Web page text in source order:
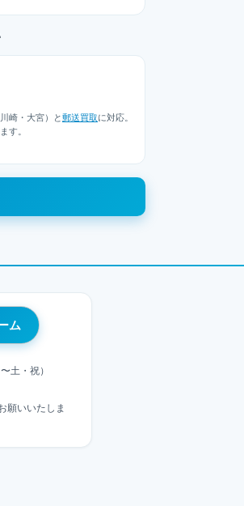
崎・大宮）と郵送買取に対応。
す。
ム
土・祝）
願いいたしま